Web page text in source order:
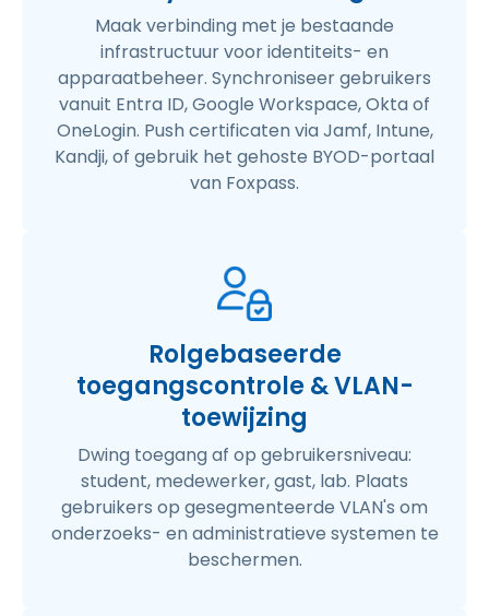
Maak verbinding met je bestaande
infrastructuur voor identiteits- en
apparaatbeheer. Synchroniseer gebruikers
vanuit Entra ID, Google Workspace, Okta of
OneLogin. Push certificaten via Jamf, Intune,
Kandji, of gebruik het gehoste BYOD-portaal
van Foxpass.
Rolgebaseerde
toegangscontrole & VLAN-
toewijzing
Dwing toegang af op gebruikersniveau:
student, medewerker, gast, lab. Plaats
gebruikers op gesegmenteerde VLAN's om
onderzoeks- en administratieve systemen te
beschermen.